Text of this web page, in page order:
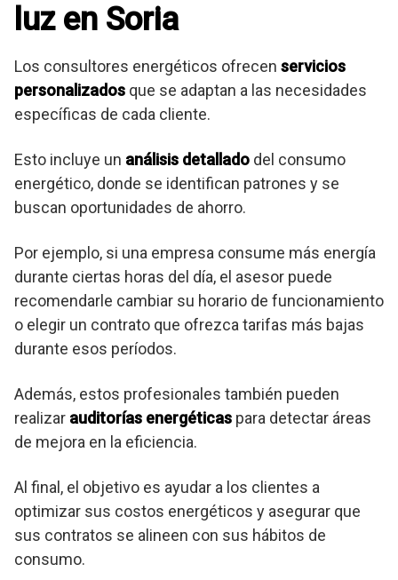
luz en Soria
Los consultores energéticos ofrecen servicios
personalizados que se adaptan a las necesidades
específicas de cada cliente.
Esto incluye un análisis detallado del consumo
energético, donde se identifican patrones y se
buscan oportunidades de ahorro.
Por ejemplo, si una empresa consume más energía
durante ciertas horas del día, el asesor puede
recomendarle cambiar su horario de funcionamiento
o elegir un contrato que ofrezca tarifas más bajas
durante esos períodos.
Además, estos profesionales también pueden
realizar auditorías energéticas para detectar áreas
de mejora en la eficiencia.
Al final, el objetivo es ayudar a los clientes a
optimizar sus costos energéticos y asegurar que
sus contratos se alineen con sus hábitos de
consumo.